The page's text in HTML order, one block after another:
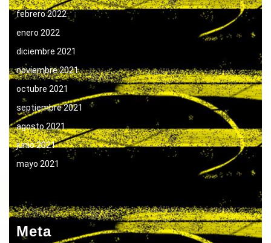
febrero 2022
enero 2022
diciembre 2021
noviembre 2021
octubre 2021
septiembre 2021
agosto 2021
junio 2021
mayo 2021
Meta